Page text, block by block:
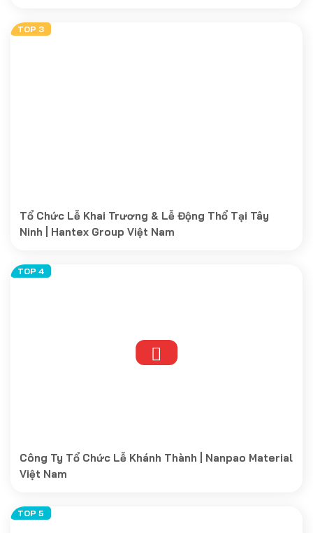
Tổ Chức Lễ Khai Trương & Lễ Động Thổ Tại Tây
Ninh | Hantex Group Việt Nam
Công Ty Tổ Chức Lễ Khánh Thành | Nanpao Material
Việt Nam